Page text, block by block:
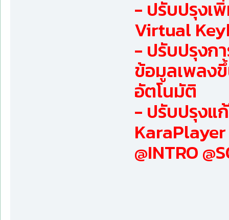
- ปรับปรุงเ
Virtual
- ปรับปรุงก
ข้อมูลเพลง
อัตโนมัติ
- ปรับปรุงแ
@INTRO